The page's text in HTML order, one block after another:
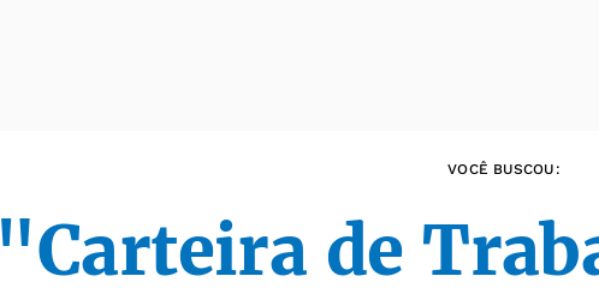
VOCÊ BUSCOU:
"Carteira de